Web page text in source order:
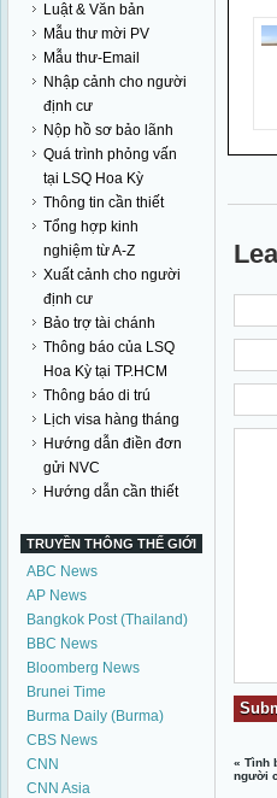
Luật & Văn bản
Mẫu thư mời PV
Mẫu thư-Email
Nhập cảnh cho người
định cư
Nộp hồ sơ bảo lãnh
Quá trình phỏng vấn
tại LSQ Hoa Kỳ
Thông tin cần thiết
Tổng hợp kinh
nghiệm từ A-Z
Xuất cảnh cho người
định cư
Bảo trợ tài chánh
Thông báo của LSQ
Hoa Kỳ tại TP.HCM
Thông báo di trú
Lịch visa hàng tháng
Hướng dẫn điền đơn
gửi NVC
Hướng dẫn cần thiết
TRUYỀN THÔNG THẾ GIỚI
ABC News
AP News
Bangkok Post (Thailand)
BBC News
Bloomberg News
Brunei Time
Burma Daily (Burma)
CBS News
CNN
CNN Asia
«Tình
người